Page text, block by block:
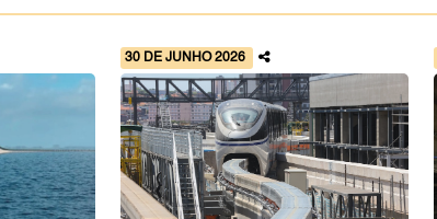
30 DE JUNHO 2026